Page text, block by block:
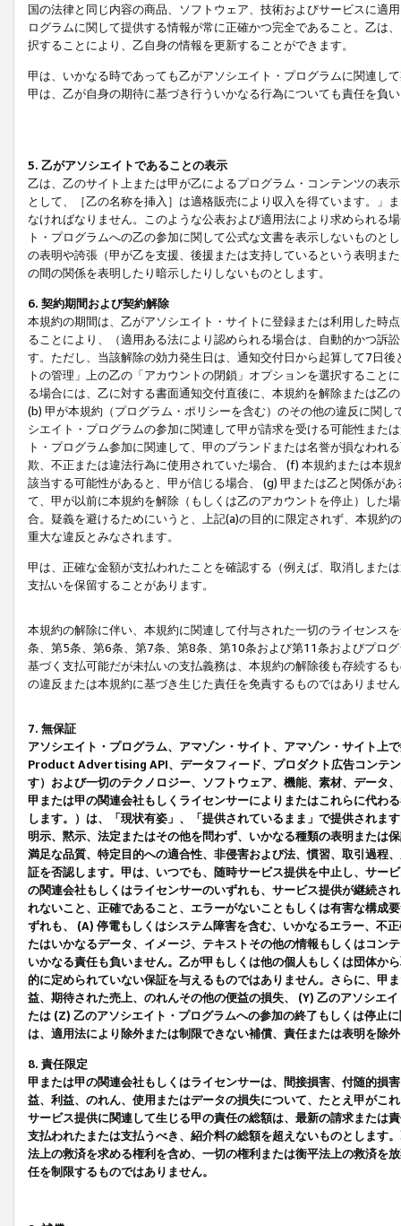
国の法律と同じ内容の商品、ソフトウェア、技術およびサービスに適
ログラムに関して提供する情報が常に正確かつ完全であること。乙は
択することにより、乙自身の情報を更新することができます。
甲は、いかなる時であっても乙がアソシエイト・プログラムに関連し
甲は、乙が自身の期待に基づき行ういかなる行為についても責任を負
5. 乙がアソシエイトであることの表示
乙は、乙のサイト上または甲が乙によるプログラム・コンテンツの表
として、［乙の名称を挿入］は適格販売により収入を得ています。」
なければなりません。このような公表および適用法により求められる
ト・プログラムへの乙の参加に関して公式な文書を表示しないもの
の表明や誇張（甲が乙を支援、後援または支持しているという表明ま
の間の関係を表明したり暗示したりしないものとします。
6. 契約期間および契約解除
本規約の期間は、乙がアソシエイト・サイトに登録または利用した時
ることにより、（適用ある法により認められる場合は、自動的かつ訴
す。ただし、当該解除の効力発生日は、通知交付日から起算して7日
トの管理」上の乙の「アカウントの閉鎖」オプションを選択するこ
る場合には、乙に対する書面通知交付直後に、本規約を解除または乙
(b) 甲が本規約（プログラム・ポリシーを含む）のその他の違反に関
シエイト・プログラムの参加に関連して甲が請求を受ける可能性また
ト・プログラム参加に関連して、甲のブランドまたは名誉が損なわれ
欺、不正または違法行為に使用されていた場合、 (f) 本規約または本
該当する可能性があると、甲が信じる場合、 (g) 甲または乙と関係が
て、甲が以前に本規約を解除（もしくは乙のアカウントを停止）した
合。疑義を避けるためにいうと、上記(a)の目的に限定されず、本規
重大な違反とみなされます。
甲は、正確な金額が支払われたことを確認する（例えば、取消しまた
支払いを保留することがあります。
本規約の解除に伴い、本規約に関連して付与された一切のライセンス
条、第5条、第6条、第7条、第8条、第10条および第11条およびプロ
基づく支払可能だが未払いの支払義務は、本規約の解除後も存続する
の違反または本規約に基づき生じた責任を免責するものではありませ
7. 無保証
アソシエイト・プログラム、アマゾン・サイト、アマゾン・サイト上
Product Advertising API、データフィード、プロダクト広告コンテ
す）および一切のテクノロジー、ソフトウェア、機能、素材、データ
甲または甲の関連会社もしくライセンサーによりまたはこれらに代わ
します。）は、「現状有姿」、「提供されているまま」で提供されま
明示、黙示、法定またはその他を問わず、いかなる種類の表明または
満足な品質、特定目的への適合性、非侵害および法、慣習、取引過程
証を否認します。甲は、いつでも、随時サービス提供を中止し、サー
の関連会社もしくはライセンサーのいずれも、サービス提供が継続さ
れないこと、正確であること、エラーがないこともしくは有害な構成
ずれも、 (A) 停電もしくはシステム障害を含む、いかなるエラー、不
たはいかなるデータ、イメージ、テキストその他の情報もしくはコン
いかなる責任も負いません。乙が甲もしくは他の個人もしくは団体か
的に定められていない保証を与えるものではありません。さらに、甲
益、期待された売上、のれんその他の便益の損失、 (Y) 乙のアソシエ
たは (Z) 乙のアソシエイト・プログラムへの参加の終了もしくは停止
は、適用法により除外または制限できない補償、責任または表明を除
8. 責任限定
甲または甲の関連会社もしくはライセンサーは、間接損害、付随的損
益、利益、のれん、使用またはデータの損失について、たとえ甲がこ
サービス提供に関連して生じる甲の責任の総額は、最新の請求または
支払われたまたは支払うべき、紹介料の総額を超えないものとします
法上の救済を求める権利を含め、一切の権利または衡平法上の救済を
任を制限するものではありません。